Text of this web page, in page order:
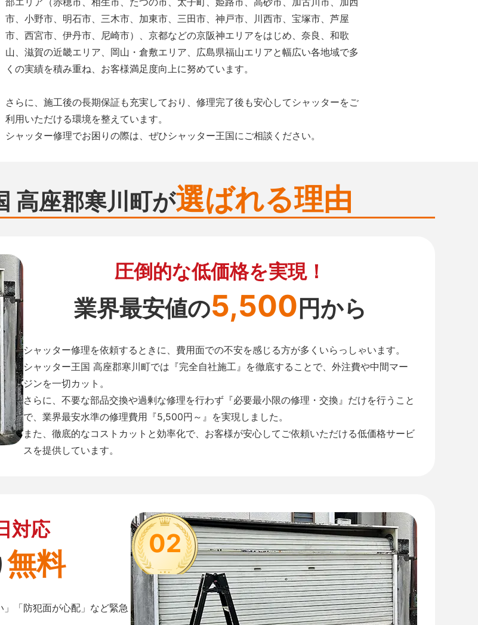
市、小野市、明石市、三木市、加東市、三田市、神戸市、川西市、宝塚市、芦屋
市、西宮市、伊丹市、尼崎市）、京都などの京阪神エリアをはじめ、奈良、和歌
山、滋賀の近畿エリア、岡山・倉敷エリア、広島県福山エリアと幅広い各地域で多
くの実績を積み重ね、お客様満足度向上に努めています。
さらに、施工後の長期保証も充実しており、修理完了後も安心してシャッターをご
利用いただける環境を整えています。
シャッター修理でお困りの際は、ぜひシャッター王国にご相談ください。
高座郡寒川町が選ばれる理由
圧倒的な低価格を実現！
業界最安値の5,500円から
シャッター修理を依頼するときに、費用面での不安を感じる方が多くいらっしゃいます。
シャッター王国 高座郡寒川町では『完全自社施工』を徹底することで、外注費や中間マー
ジンを一切カット。
さらに、不要な部品交換や過剰な修理を行わず『必要最小限の修理・交換』だけを行うこと
で、業界最安水準の修理費用『5,500円～』を実現しました。
また、徹底的なコストカットと効率化で、お客様が安心してご依頼いただける低価格サービ
スを提供しています。
02
対応
無料
「防犯面が心配」など緊急